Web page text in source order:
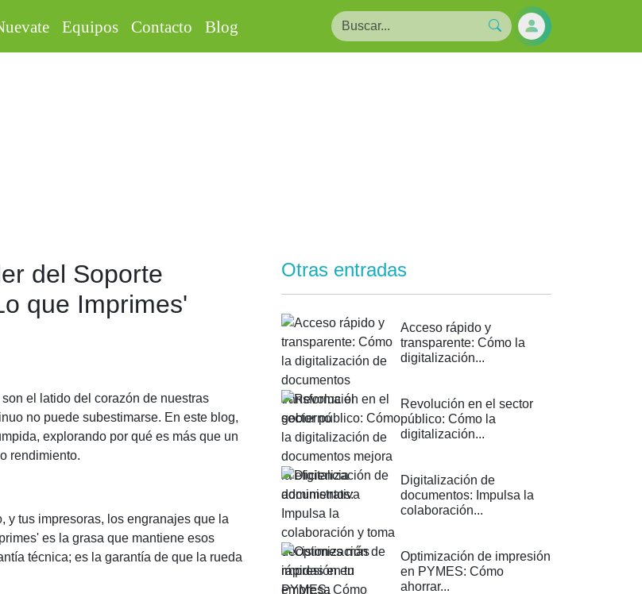
Equipos Contacto Blog
del Soporte
que Imprimes'
el latido del corazón de nuestras
no puede subestimarse. En este blog,
explorando por qué es más que un
rendimiento.
y tus impresoras, los engranajes que la
es la grasa que mantiene esos
técnica; es la garantía de que la rueda
Otras entradas
Acceso rápido y
transparente: Cómo la
digitalización...
Revolución en el sector
público: Cómo la
digitalización...
Digitalización de
documentos: Impulsa la
colaboración...
Optimización de impresión
en PYMES: Cómo
ahorrar...